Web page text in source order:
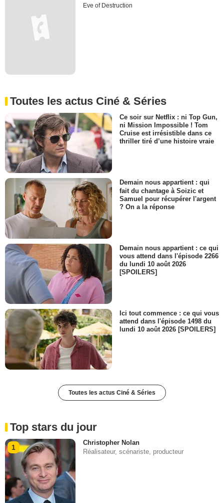
Eve of Destruction
Toutes les actus Ciné & Séries
Ce soir sur Netflix : ni Top Gun,
ni Mission Impossible ! Tom
Cruise est irrésistible dans ce
thriller tiré d’une histoire vraie
Demain nous appartient : qui
fait du chantage à Soizic et
Samuel pour récupérer l'argent
? On a la réponse
Demain nous appartient : ce qui
vous attend dans l'épisode 2266
du lundi 10 août 2026
[SPOILERS]
Ici tout commence : ce qui vous
attend dans l'épisode 1498 du
lundi 10 août 2026 [SPOILERS]
Toutes les actus Ciné & Séries
Top stars du jour
1
Christopher Nolan
Réalisateur, scénariste, producteur